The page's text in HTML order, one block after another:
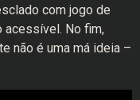
com jogo de
acessível. No fim,
não é uma má ideia –